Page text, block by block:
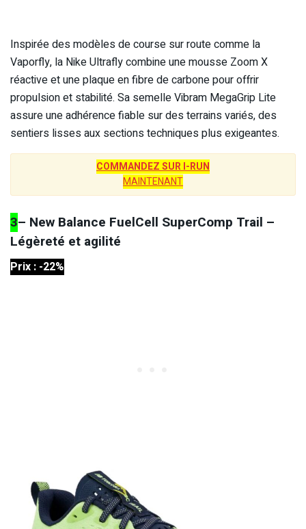
Inspirée des modèles de course sur route comme la
Vaporfly, la Nike Ultrafly combine une mousse Zoom X
réactive et une plaque en fibre de carbone pour offrir
propulsion et stabilité. Sa semelle Vibram MegaGrip Lite
assure une adhérence fiable sur des terrains variés, des
sentiers lisses aux sections techniques plus exigeantes.
COMMANDEZ SUR I-RUN
MAINTENANT
3– New Balance FuelCell SuperComp Trail –
Légèreté et agilité
Prix : -22%